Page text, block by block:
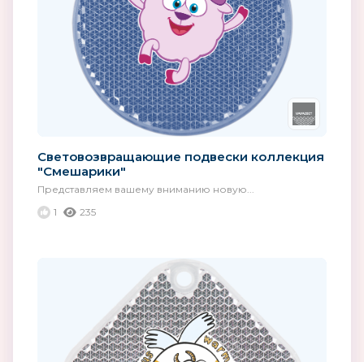
Световозвращающие подвески коллекция
"Смешарики"
Представляем вашему вниманию новую...
1
235